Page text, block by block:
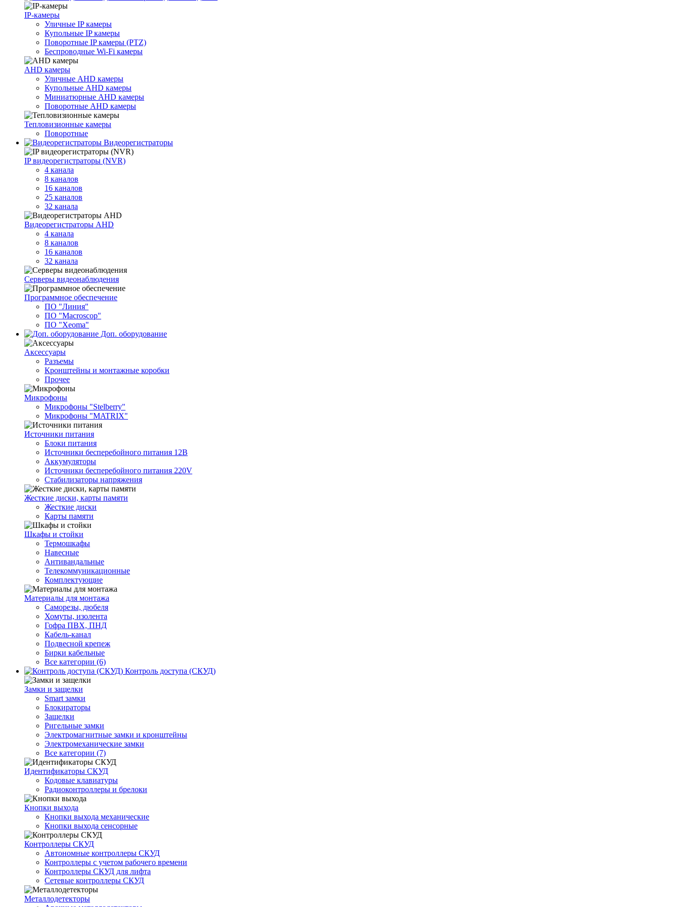
IP-камеры
Уличные IP камеры
Купольные IP камеры
Поворотные IP камеры (PTZ)
Беспроводные Wi-Fi камеры
AHD камеры
Уличные AHD камеры
Купольные AHD камеры
Миниатюрные AHD камеры
Поворотные AHD камеры
Тепловизионные камеры
Поворотные
Видеорегистраторы
IP видеорегистраторы (NVR)
4 канала
8 каналов
16 каналов
25 каналов
32 канала
Видеорегистраторы AHD
4 канала
8 каналов
16 каналов
32 канала
Серверы видеонаблюдения
Программное обеспечение
ПО "Линия"
ПО "Macroscop"
ПО "Xeoma"
Доп. оборудование
Аксессуары
Разъемы
Кронштейны и монтажные коробки
Прочее
Микрофоны
Микрофоны "Stelberry"
Микрофоны "MATRIX"
Источники питания
Блоки питания
Источники бесперебойного питания 12В
Аккумуляторы
Источники бесперебойного питания 220V
Стабилизаторы напряжения
Жесткие диски, карты памяти
Жесткие диски
Карты памяти
Шкафы и стойки
Термошкафы
Навесные
Антивандальные
Телекоммуникационные
Комплектующие
Материалы для монтажа
Саморезы, дюбеля
Хомуты, изолента
Гофра ПВХ, ПНД
Кабель-канал
Подвесной крепеж
Бирки кабельные
Все категории (6)
Контроль доступа (СКУД)
Замки и защелки
Smart замки
Блокираторы
Защелки
Ригельные замки
Электромагнитные замки и кронштейны
Электромеханические замки
Все категории (7)
Идентификаторы СКУД
Кодовые клавиатуры
Радиоконтроллеры и брелоки
Кнопки выхода
Кнопки выхода механические
Кнопки выхода сенсорные
Контроллеры СКУД
Автономные контроллеры СКУД
Контроллеры с учетом рабочего времени
Контроллеры СКУД для лифта
Сетевые контроллеры СКУД
Металлодетекторы